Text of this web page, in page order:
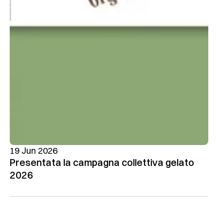
19 Jun 2026
Presentata la campagna collettiva gelato
2026